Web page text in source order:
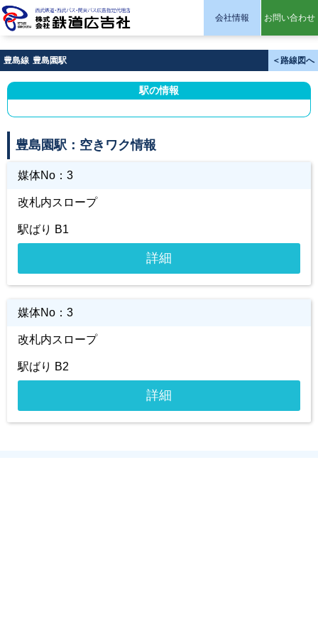
会社情報 お問い合わせ
豊島線 豊島園駅 ＜路線図へ
駅の情報
豊島園駅：空きワク情報
媒体No： 3
改札内スロープ
駅ばり B1
詳細
媒体No： 3
改札内スロープ
駅ばり B2
詳細